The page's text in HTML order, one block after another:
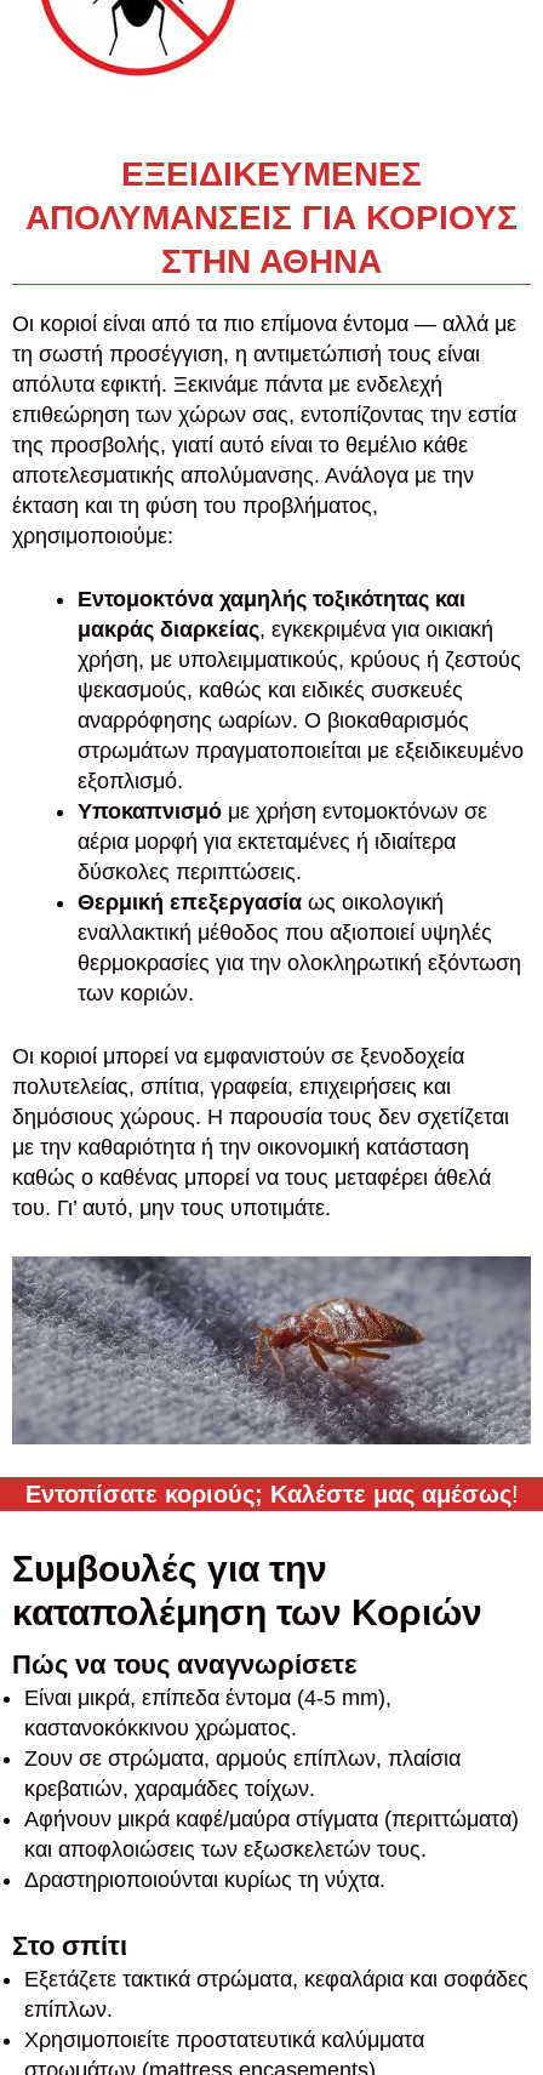
ΕΞΕΙΔΙΚΕΥΜΕΝΕΣ
ΑΠΟΛΥΜΑΝΣΕΙΣ ΓΙΑ ΚΟΡΙΟΥΣ
ΣΤΗΝ ΑΘΗΝΑ
Οι κοριοί είναι από τα πιο επίμονα έντομα — αλλά με
τη σωστή προσέγγιση, η αντιμετώπισή τους είναι
απόλυτα εφικτή. Ξεκινάμε πάντα με ενδελεχή
επιθεώρηση των χώρων σας, εντοπίζοντας την εστία
της προσβολής, γιατί αυτό είναι το θεμέλιο κάθε
αποτελεσματικής απολύμανσης. Ανάλογα με την
έκταση και τη φύση του προβλήματος,
χρησιμοποιούμε:
Εντομοκτόνα χαμηλής τοξικότητας και
μακράς διαρκείας, εγκεκριμένα για οικιακή
χρήση, με υπολειμματικούς, κρύους ή ζεστούς
ψεκασμούς, καθώς και ειδικές συσκευές
αναρρόφησης ωαρίων. Ο βιοκαθαρισμός
στρωμάτων πραγματοποιείται με εξειδικευμένο
εξοπλισμό.
Υποκαπνισμό με χρήση εντομοκτόνων σε
αέρια μορφή για εκτεταμένες ή ιδιαίτερα
δύσκολες περιπτώσεις.
Θερμική επεξεργασία ως οικολογική
εναλλακτική μέθοδος που αξιοποιεί υψηλές
θερμοκρασίες για την ολοκληρωτική εξόντωση
των κοριών.
Οι κοριοί μπορεί να εμφανιστούν σε ξενοδοχεία
πολυτελείας, σπίτια, γραφεία, επιχειρήσεις και
δημόσιους χώρους. Η παρουσία τους δεν σχετίζεται
με την καθαριότητα ή την οικονομική κατάσταση
καθώς ο καθένας μπορεί να τους μεταφέρει άθελά
του. Γι’ αυτό, μην τους υποτιμάτε.
Εντοπίσατε κοριούς; Καλέστε μας αμέσως!
Συμβουλές για την
καταπολέμηση των Κοριών
Πώς να τους αναγνωρίσετε
Είναι μικρά, επίπεδα έντομα (4-5 mm),
καστανοκόκκινου χρώματος.
Ζουν σε στρώματα, αρμούς επίπλων, πλαίσια
κρεβατιών, χαραμάδες τοίχων.
Αφήνουν μικρά καφέ/μαύρα στίγματα (περιττώματα)
και αποφλοιώσεις των εξωσκελετών τους.
Δραστηριοποιούνται κυρίως τη νύχτα.
Στο σπίτι
Εξετάζετε τακτικά στρώματα, κεφαλάρια και σοφάδες
επίπλων.
Χρησιμοποιείτε προστατευτικά καλύμματα